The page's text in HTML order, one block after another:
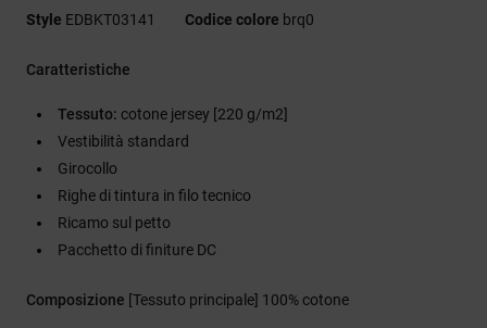
Style EDBKT03141 Codice colore brq0
Caratteristiche
Tessuto: cotone jersey [220 g/m2]
Vestibilità standard
Girocollo
Righe di tintura in filo tecnico
Ricamo sul petto
Pacchetto di finiture DC
Composizione [Tessuto principale] 100% cotone